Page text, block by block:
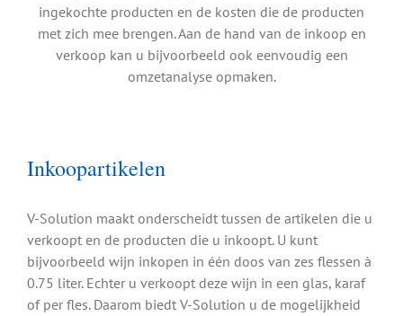
ingekochte producten en de kosten die de producten
met zich mee brengen. Aan de hand van de inkoop en
verkoop kan u bijvoorbeeld ook eenvoudig een
omzetanalyse opmaken.
Inkoopartikelen
V-Solution maakt onderscheidt tussen de artikelen die u
verkoopt en de producten die u inkoopt. U kunt
bijvoorbeeld wijn inkopen in één doos van zes flessen à
0.75 liter. Echter u verkoopt deze wijn in een glas, karaf
of per fles. Daarom biedt V-Solution u de mogelijkheid